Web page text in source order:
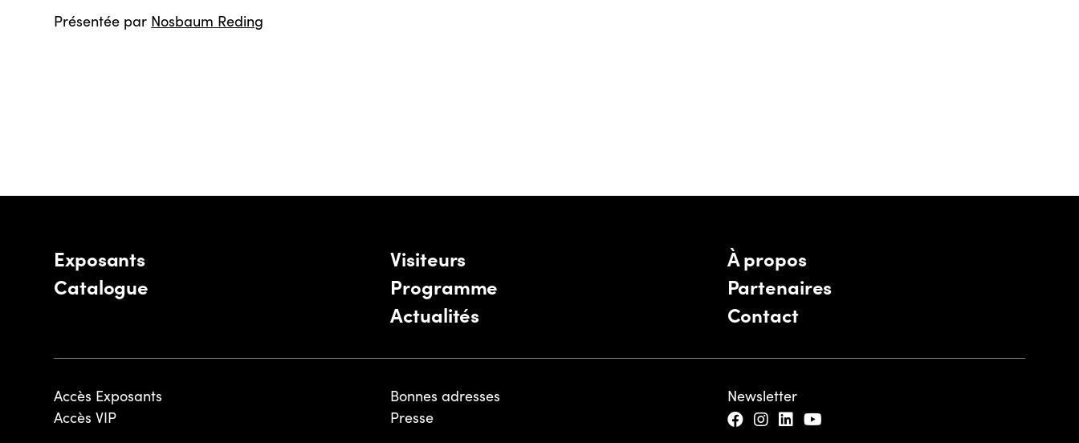
Présentée par Nosbaum Reding
Exposants
Catalogue
Visiteurs
Programme
Actualités
À propos
Partenaires
Contact
Accès Exposants
Accès VIP
Bonnes adresses
Presse
Newsletter